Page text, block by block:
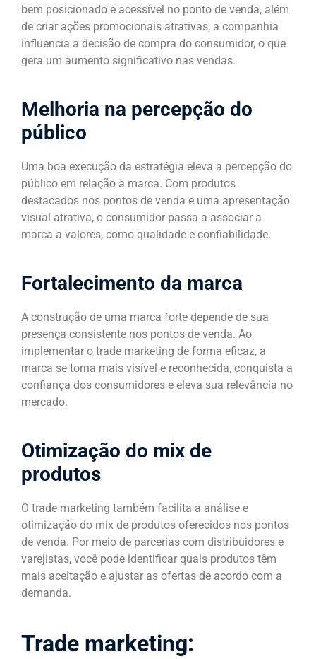
bem posicionado e acessível no ponto de venda, além
de criar ações promocionais atrativas, a companhia
influencia a decisão de compra do consumidor, o que
gera um aumento significativo nas vendas.
Melhoria na percepção do
público
Uma boa execução da estratégia eleva a percepção do
público em relação à marca. Com produtos
destacados nos pontos de venda e uma apresentação
visual atrativa, o consumidor passa a associar a
marca a valores, como qualidade e confiabilidade.
Fortalecimento da marca
A construção de uma marca forte depende de sua
presença consistente nos pontos de venda. Ao
implementar o trade marketing de forma eficaz, a
marca se torna mais visível e reconhecida, conquista a
confiança dos consumidores e eleva sua relevância no
mercado.
Otimização do mix de
produtos
O trade marketing também facilita a análise e
otimização do mix de produtos oferecidos nos pontos
de venda. Por meio de parcerias com distribuidores e
varejistas, você pode identificar quais produtos têm
mais aceitação e ajustar as ofertas de acordo com a
demanda.
Trade marketing: